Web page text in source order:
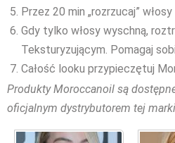
Przez 20 min „rozrzucaj”
Gdy tylko włosy wyschną,
Teksturyzującym. Pomagaj
Całość looku przypieczętuj
Produkty Moroccanoil są
oficjalnym dystrybutorem tej